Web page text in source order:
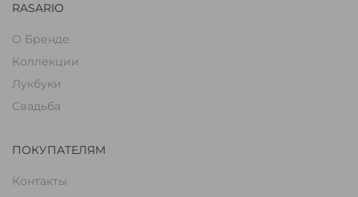
RASARIO
О Бренде
Коллекции
Лукбуки
Свадьба
ПОКУПАТЕЛЯМ
Контакты